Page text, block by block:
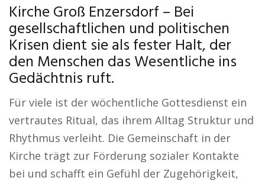
Kirche Groß Enzersdorf – Bei
gesellschaftlichen und politischen
Krisen dient sie als fester Halt, der
den Menschen das Wesentliche ins
Gedächtnis ruft.
Für viele ist der wöchentliche Gottesdienst ein
vertrautes Ritual, das ihrem Alltag Struktur und
Rhythmus verleiht. Die Gemeinschaft in der
Kirche trägt zur Förderung sozialer Kontakte
bei und schafft ein Gefühl der Zugehörigkeit,